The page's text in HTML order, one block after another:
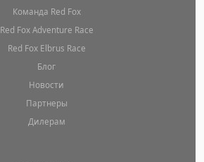
Команда Red Fox
Red Fox Adventure Race
Red Fox Elbrus Race
Блог
Новости
Партнеры
Дилерам